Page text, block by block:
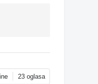
23 oglasa